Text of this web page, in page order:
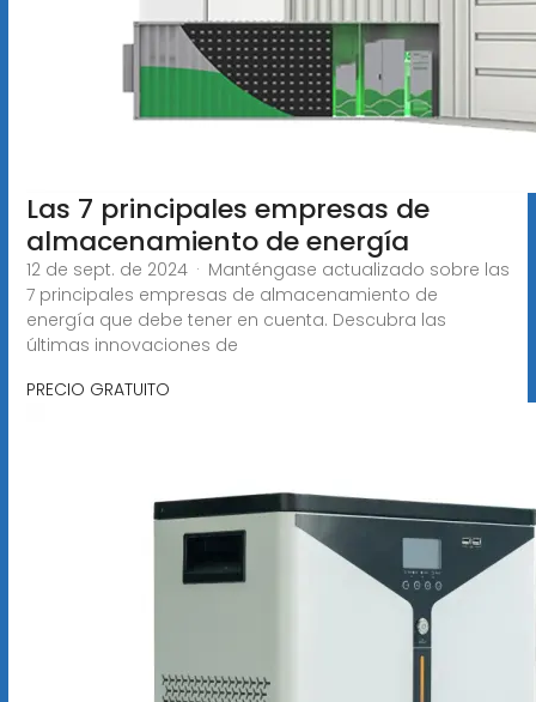
Las 7 principales empresas de
almacenamiento de energía
12 de sept. de 2024 · Manténgase actualizado sobre las
7 principales empresas de almacenamiento de
energía que debe tener en cuenta. Descubra las
últimas innovaciones de
PRECIO GRATUITO